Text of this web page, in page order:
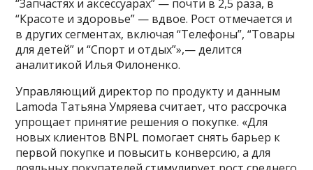
“Запчастях и аксессуарах” — почти в 2,5 раза, в
“Красоте и здоровье” — вдвое. Рост отмечается и
в других сегментах, включая “Телефоны”, “Товары
для детей” и “Спорт и отдых”»,— делится
аналитикой Илья Филоненко.
Управляющий директор по продукту и данным
Lamoda Татьяна Умряева считает, что рассрочка
упрощает принятие решения о покупке. «Для
новых клиентов BNPL помогает снять барьер к
первой покупке и повысить конверсию, а для